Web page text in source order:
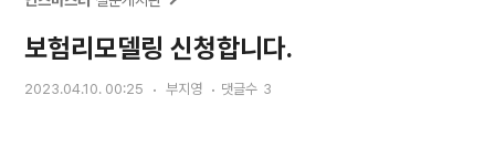
보험리모델링 신청합니다.
2023.04.10. 00:25 부지영 댓글수 3